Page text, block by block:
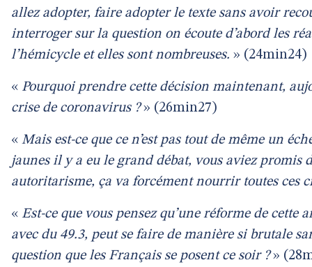
allez adopter, faire adopter le texte sans avoir
interroger sur la question on écoute d’abord les
l’hémicycle et elles sont nombreuses. » (24min24)
« Pourquoi prendre cette décision maintenant,
crise de coronavirus ?» (26min27)
« Mais est-ce que ce n’est pas tout de même un
jaunes il y a eu le grand débat, vous aviez promis
autoritarisme, ça va forcément nourrir toutes ces
« Est-ce que vous pensez qu’une réforme de
avec du 49.3, peut se faire de manière si brutale
question que les Français se posent ce soir ?»